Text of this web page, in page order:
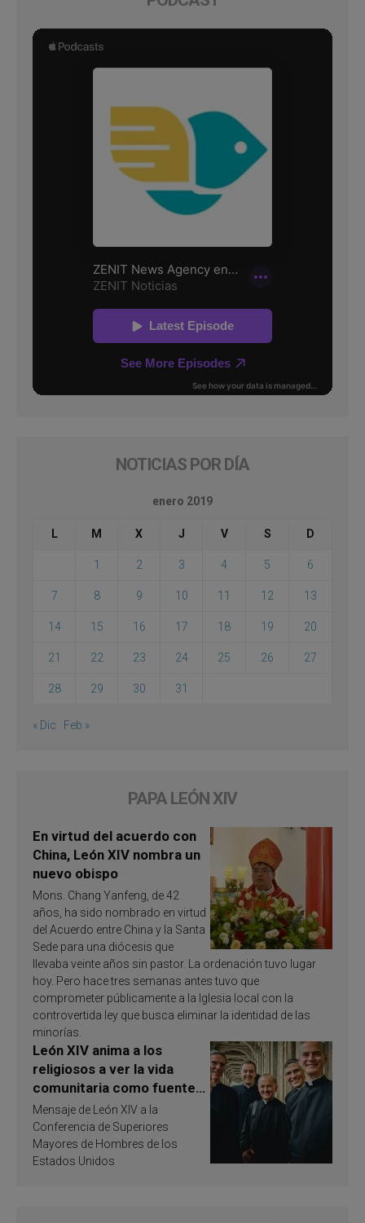
NOTICIAS POR DÍA
enero 2019
L M X J V S D
1 2 3 4 5 6
7 8 9 10 11 12 13
14 15 16 17 18 19 20
21 22 23 24 25 26 27
28 29 30 31
« Dic Feb »
PAPA LEÓN XIV
En virtud del acuerdo con
China, León XIV nombra un
nuevo obispo
Mons. Chang Yanfeng, de 42
años, ha sido nombrado en virtud
del Acuerdo entre China y la Santa
Sede para una diócesis que
llevaba veinte años sin pastor. La ordenación tuvo lugar
hoy. Pero hace tres semanas antes tuvo que
comprometer públicamente a la Iglesia local con la
controvertida ley que busca eliminar la identidad de las
minorías.
León XIV anima a los
religiosos a ver la vida
comunitaria como fuente
de inspiración y
santificación
Mensaje de León XIV a la
Conferencia de Superiores
Mayores de Hombres de los
Estados Unidos